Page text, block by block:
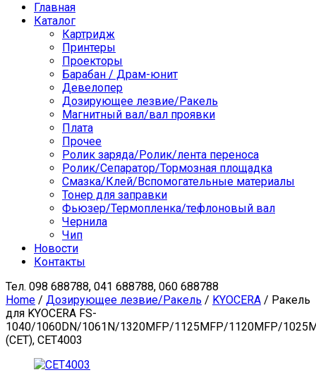
Главная
Каталог
Картридж
Принтеры
Проекторы
Барабан / Драм-юнит
Девелопер
Дозирующее лезвие/Ракель
Магнитный вал/вал проявки
Плата
Прочее
Ролик заряда/Ролик/лента переноса
Ролик/Сепаратор/Тормозная площадка
Смазка/Клей/Вспомогательные материалы
Тонер для заправки
Фьюзер/Термопленка/тефлоновый вал
Чернила
Чип
Новости
Контакты
Тел. 098 688788, 041 688788, 060 688788
Home / Дозирующее лезвие/Ракель / KYOCERA / Ракель
для KYOCERA FS-
1040/1060DN/1061N/1320MFP/1125MFP/1120MFP/
(CET), CET4003